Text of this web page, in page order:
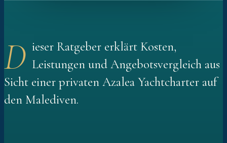
D ieser Ratgeber erklärt Kosten,
Leistungen und Angebotsvergleich aus
Sicht einer privaten Azalea Yachtcharter auf
den Malediven.